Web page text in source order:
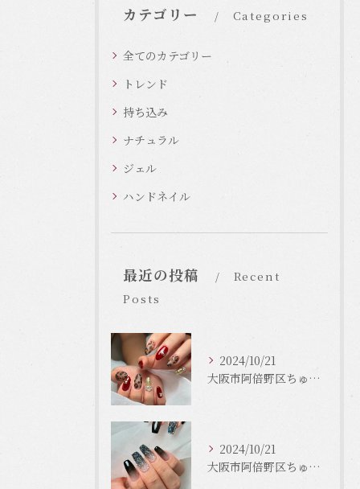
カテゴリー Categories
全てのカテゴリー
トレンド
持ち込み
ナチュラル
ジェル
ハンドネイル
最近の投稿
Recent
Posts
2024/10/21
大阪市阿倍野区ちゅるんネイルはLinonail
2024/10/21
大阪市阿倍野区ちゅるんネイルはLinonail